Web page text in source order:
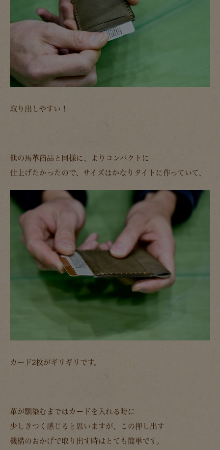
取り出しやすい！
他の馬革商品と同様に、よりコンパクトに
仕上げたかったので、サイズはかなりタイトに作っていて、
カード2枚がギリギリです。
革が馴染むまではカードを入れる時に
少しきつく感じると思いますが、この押し出す
機構のおかげで取り出す時はとても簡単です。